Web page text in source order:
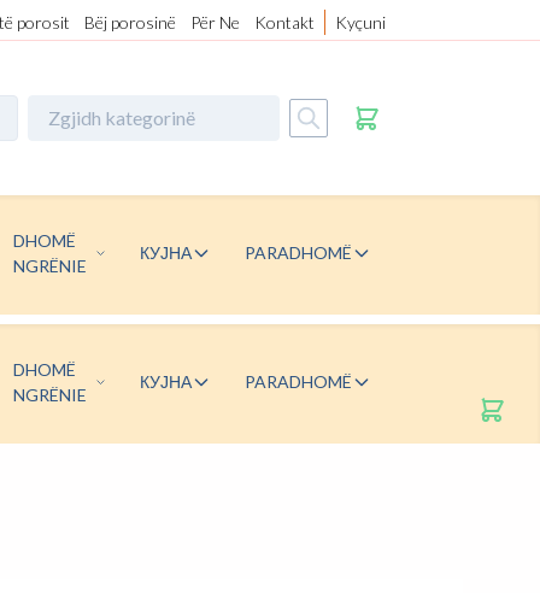
porosit Bëj porosinë Për Ne Kontakt Kyçuni
DHOMË
NGRËNIE
КУЈНА PARADHOMË
DHOMË
NGRËNIE
КУЈНА PARADHOMË